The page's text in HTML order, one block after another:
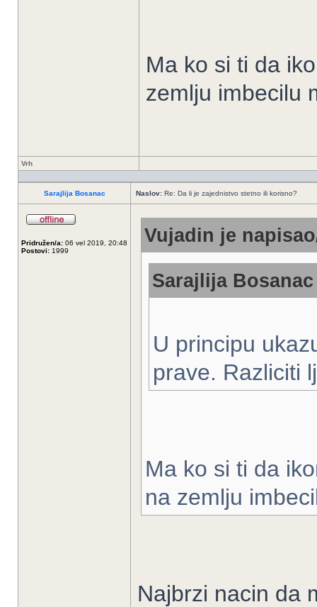
Ma ko si ti da
zemlju imbecilu
Vrh
Sarajlija Bosanac Naslov: Re: Da li je zajednistvo stetno ili korisno?
Pridružen/a: 06 vel 2019, 20:48
Postovi: 1999
Vujadin je
Sarajlija
U principu
prave. Razliciti
Ma ko si ti da
na zemlju
Najbrzi nacin da